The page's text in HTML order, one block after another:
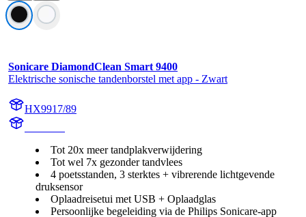
Sonicare DiamondClean Smart 9400
Elektrische sonische tandenborstel met app - Zwart
HX9917/89
Tot 20x meer tandplakverwijdering
Tot wel 7x gezonder tandvlees
4 poetsstanden, 3 sterktes + vibrerende lichtgevende
druksensor
Oplaadreisetui met USB + Oplaadglas
Persoonlijke begeleiding via de Philips Sonicare-app